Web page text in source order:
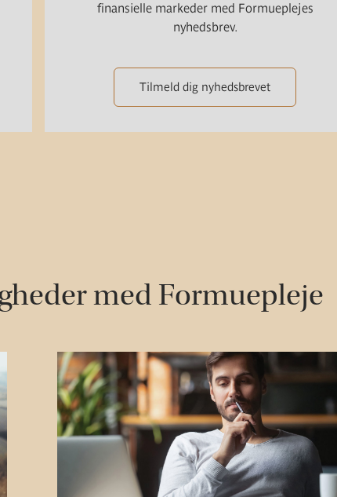
finansielle markeder med Formueplejes
nyhedsbrev.
Tilmeld dig nyhedsbrevet
med Formuepleje